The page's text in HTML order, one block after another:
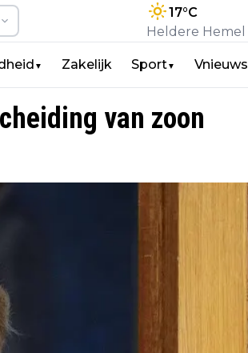
17°C
Heldere Hemel
▼ Zakelijk Sport▼ Vnieuws
van zoon